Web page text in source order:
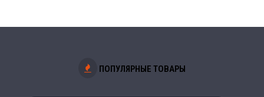
ПОПУЛЯРНЫЕ ТОВАРЫ